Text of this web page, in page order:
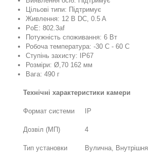
Цільові типи: Підтримує
Живлення: 12 В DC, 0.5 A
PoE: 802.3af
Потужність споживання: 6 Вт
Робоча температура: -30 C - 60 C
Ступінь захисту: IP67
Розміри: Ø,70 162 мм
Вага: 490 г
Технічні характеристики камери
Формат системи IP
Дозвіл (МП) 4
Тип установки Вулична, Внутрішня